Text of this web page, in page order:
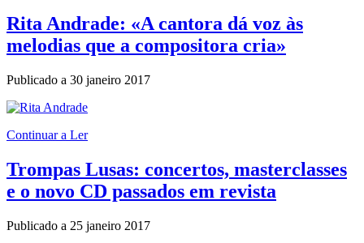
Rita Andrade: «A cantora dá voz às
melodias que a compositora cria»
Publicado a 30 janeiro 2017
Continuar a Ler
Trompas Lusas: concertos, masterclasses
e o novo CD passados em revista
Publicado a 25 janeiro 2017